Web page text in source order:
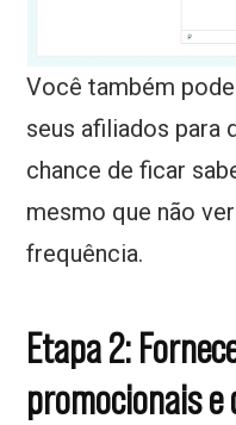
Você também
seus afiliados para
chance de ficar
mesmo que não
frequência.
Etapa 2:
promocionais